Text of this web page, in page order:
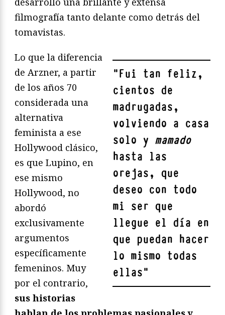
filmografía tanto delante como detrás del
tomavistas.
"Fui tan feliz,
cientos de
madrugadas,
volviendo a casa
solo y mamado
hasta las
orejas, que
deseo con todo
mi ser que
llegue el día en
que puedan hacer
lo mismo todas
ellas"
Lo que la diferencia
de Arzner, a partir
de los años 70
considerada una
alternativa
feminista a ese
Hollywood clásico,
es que Lupino, en
ese mismo
Hollywood, no
abordó
exclusivamente
argumentos
específicamente
femeninos. Muy
por el contrario,
sus historias